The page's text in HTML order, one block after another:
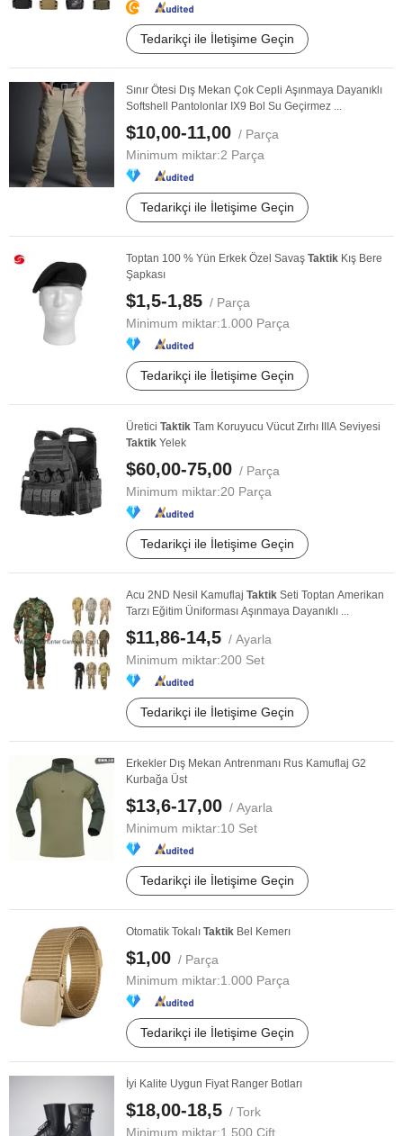
Tedarikçi ile İletişime Geçin
Sınır Ötesi Dış Mekan Çok Cepli Aşınmaya Dayanıklı
Softshell Pantolonlar IX9 Bol Su Geçirmez ...
$10,00-11,00 / Parça
Minimum miktar:2 Parça
Tedarikçi ile İletişime Geçin
Toptan 100 % Yün Erkek Özel Savaş Taktik Kış Bere
Şapkası
$1,5-1,85 / Parça
Minimum miktar:1.000 Parça
Tedarikçi ile İletişime Geçin
Üretici Taktik Tam Koruyucu Vücut Zırhı IIIA Seviyesi
Taktik Yelek
$60,00-75,00 / Parça
Minimum miktar:20 Parça
Tedarikçi ile İletişime Geçin
Acu 2ND Nesil Kamuflaj Taktik Seti Toptan Amerikan
Tarzı Eğitim Üniforması Aşınmaya Dayanıklı ...
$11,86-14,5 / Ayarla
Minimum miktar:200 Set
Tedarikçi ile İletişime Geçin
Erkekler Dış Mekan Antrenmanı Rus Kamuflaj G2
Kurbağa Üst
$13,6-17,00 / Ayarla
Minimum miktar:10 Set
Tedarikçi ile İletişime Geçin
Otomatik Tokalı Taktik Bel Kemerı
$1,00 / Parça
Minimum miktar:1.000 Parça
Tedarikçi ile İletişime Geçin
İyi Kalite Uygun Fiyat Ranger Botları
$18,00-18,5 / Tork
Minimum miktar:1.500 Çift